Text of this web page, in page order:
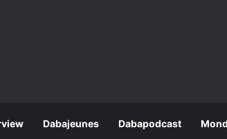
Dabajeunes Dabapodcast